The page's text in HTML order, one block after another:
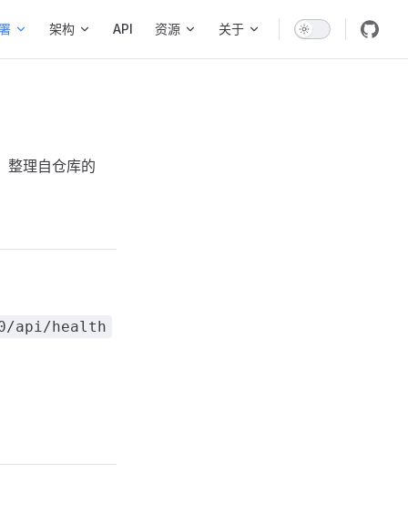
架构 API 资源 关于
整理自仓库的
api/health